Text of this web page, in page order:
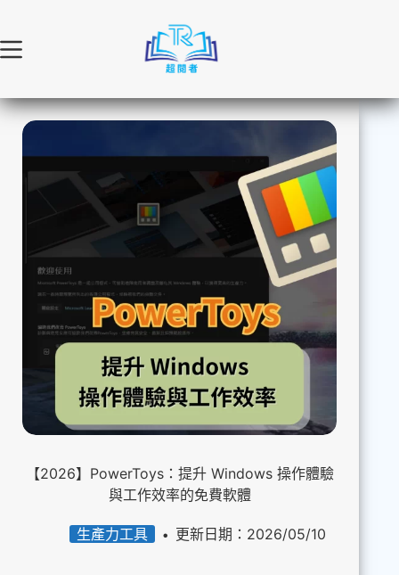
主
內
容
【2026】PowerToys：提升 Windows 操作體驗
與工作效率的免費軟體
生產力工具 更新日期：2026/05/10